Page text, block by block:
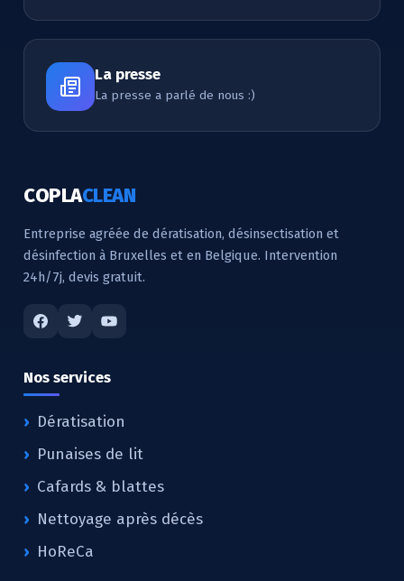
La presse
La presse a parlé de nous :)
COPLACLEAN
Entreprise agréée de dératisation, désinsectisation et
désinfection à Bruxelles et en Belgique. Intervention
24h/7j, devis gratuit.
Nos services
Dératisation
Punaises de lit
Cafards & blattes
Nettoyage après décès
HoReCa